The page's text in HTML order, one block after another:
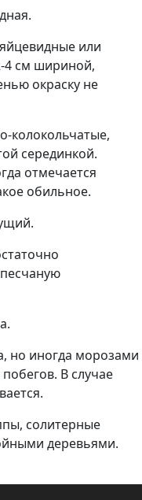
или
4 см шириной,
окраску не
колокольчатые,
серединкой.
отмечается
обильное.
но иногда морозами
В случае
солитерные
деревьями.